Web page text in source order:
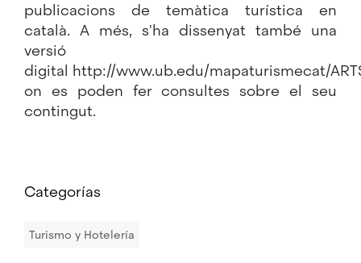
publicacions de temàtica turística en
català. A més, s'ha dissenyat també una
versió
digital http://www.ub.edu/mapaturismecat/
on es poden fer consultes sobre el seu
contingut.
Categorías
Turismo y Hotelería